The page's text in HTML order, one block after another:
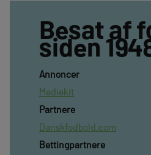
Besat af
siden
Annoncer
Mediekit
Partnere
Danskfodbold.com
Bettingpartnere